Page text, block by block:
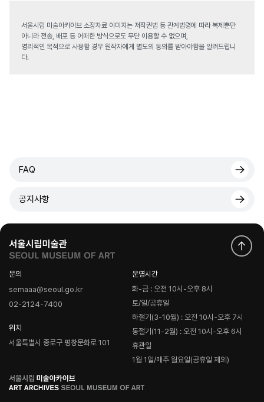
서울시립 미술아카이브 소장자료 이미지는 저작권법 등 관계법령에 따라 복제뿐만
아니라 전송, 배포 등 어떠한 방식으로도 무단 이용할 수 없으며,
영리적인 목적으로 사용할 경우 원작자에게 별도의 동의를 받아야함을 알려드립니
다.
FAQ
공지사항
문의
semaaa@seoul.go.kr
02-2124-7400
위치
서울특별시 종로구 평창문화로 101
운영시간
화-금 : 오전 10시-오후 8시
토/일/공휴일
하절기(3-10월) : 오전 10시-오후 7시
동절기(11-2월) : 오전 10시-오후 6시
휴관일
1월 1일/매주 월요일(공휴일 제외)
로
고